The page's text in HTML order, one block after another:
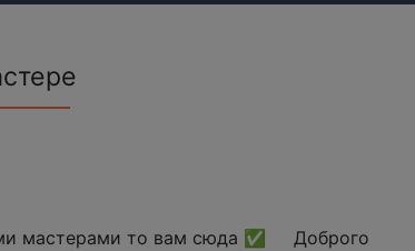
мастерами то вам сюда ✅ Доброго